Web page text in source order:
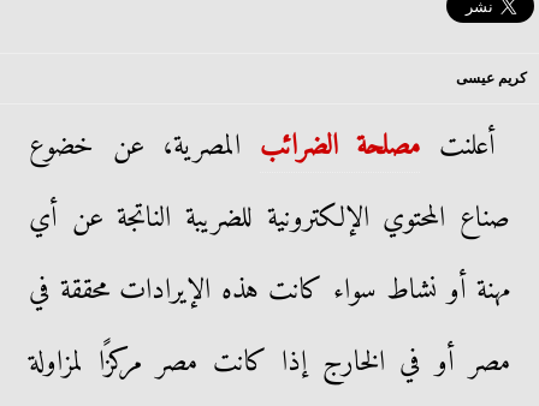
كريم عيسى
أعلنت مصلحة الضرائب المصرية، عن خضوع
صناع المحتوي الإلكترونية للضريبة الناتجة عن أي
مهنة أو نشاط سواء كانت هذه الإيرادات محققة في
مصر أو في الخارج إذا كانت مصر مركزًا لمزاولة